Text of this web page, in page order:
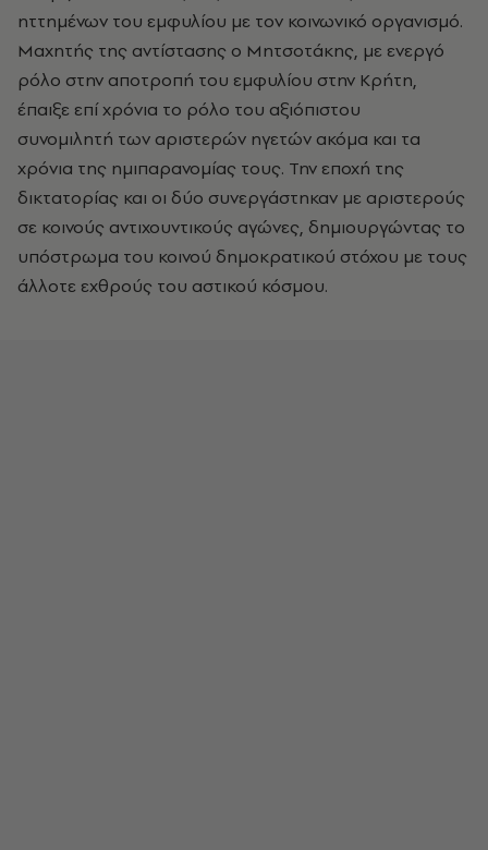
ηττημένων του εμφυλίου με τον κοινωνικό οργανισμό.
Μαχητής της αντίστασης ο Μητσοτάκης, με ενεργό
ρόλο στην αποτροπή του εμφυλίου στην Κρήτη,
έπαιξε επί χρόνια το ρόλο του αξιόπιστου
συνομιλητή των αριστερών ηγετών ακόμα και τα
χρόνια της ημιπαρανομίας τους. Την εποχή της
δικτατορίας και οι δύο συνεργάστηκαν με αριστερούς
σε κοινούς αντιχουντικούς αγώνες, δημιουργώντας το
υπόστρωμα του κοινού δημοκρατικού στόχου με τους
άλλοτε εχθρούς του αστικού κόσμου.